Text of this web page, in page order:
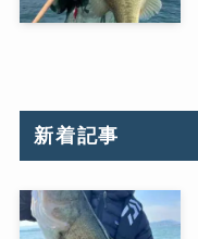
新着記事